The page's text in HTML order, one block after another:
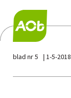
blad nr 5 1-5-2018